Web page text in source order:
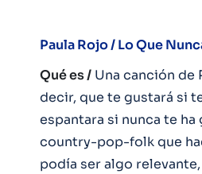
Paula Rojo / Lo Que
Qué es / Una canción de
decir, que te gustará si
espantara si nunca te ha
country-pop-folk que
podía ser algo